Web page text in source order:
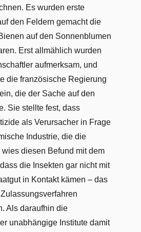
Es wurden erste
den Feldern gemacht die
auf den Sonnenblumen
Erst allmählich wurden
aufmerksam, und
die französische Regierung
die der Sache auf den
Sie stellte fest, dass
als Verursacher in Frage
Industrie, die die
wies diesen Befund mit dem
die Insekten gar nicht mit
in Kontakt kämen – das
Als daraufhin die
unabhängige Institute damit